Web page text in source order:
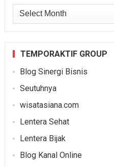
Archives
TEMPORAKTIF GROUP
Blog Sinergi Bisnis
Seutuhnya
wisatasiana.com
Lentera Sehat
Lentera Bijak
Blog Kanal Online